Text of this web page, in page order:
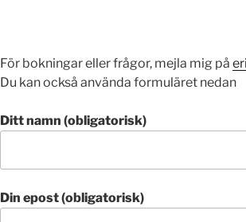
För bokningar eller frågor, mejla mig på
Du kan också använda formuläret nedan
Ditt namn (obligatorisk)
Din epost (obligatorisk)